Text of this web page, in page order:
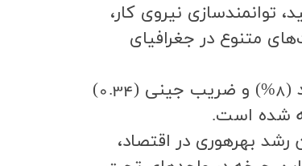
توانمندسازي نيروي كار،
متنوع در جغرافياي
ماده 3 برنامه ششم توسعه کشور: به منظور دستيابي به رشد اقتصادي متوسط سالانه هشت درصد (8%) و ضريب جيني (0.34)
رشد بهرهوري در اقتصاد،